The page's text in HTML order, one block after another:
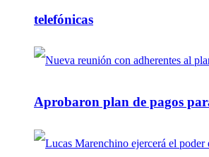
telefónicas
Aprobaron plan de pagos